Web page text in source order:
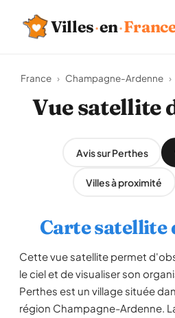
Villes·en·
France › Champagne-Ardenne ›
Vue satellite
Avis sur Perthes
Villes à proximité
Carte satellite
Cette vue satellite permet
le ciel et de visualiser son
Perthes est un village située
région Champagne-Ardenne.